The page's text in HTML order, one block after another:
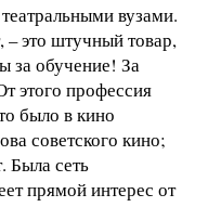
вузами.
это штучный товар,
за обучение! За
этого профессия
было в кино
советского кино;
Была сеть
прямой интерес от